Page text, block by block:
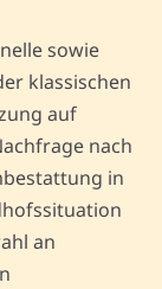
sowie
klassischen
auf
nach
in
an